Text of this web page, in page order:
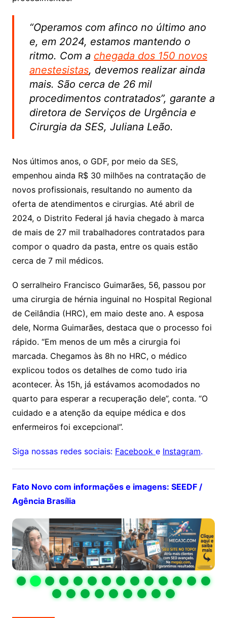
“Operamos com afinco no último ano
e, em 2024, estamos mantendo o
ritmo. Com a chegada dos 150 novos
anestesistas, devemos realizar ainda
mais. São cerca de 26 mil
procedimentos contratados”, garante a
diretora de Serviços de Urgência e
Cirurgia da SES, Juliana Leão.
Nos últimos anos, o GDF, por meio da SES,
empenhou ainda R$ 30 milhões na contratação de
novos profissionais, resultando no aumento da
oferta de atendimentos e cirurgias. Até abril de
2024, o Distrito Federal já havia chegado à marca
de mais de 27 mil trabalhadores contratados para
compor o quadro da pasta, entre os quais estão
cerca de 7 mil médicos.
O serralheiro Francisco Guimarães, 56, passou por
uma cirurgia de hérnia inguinal no Hospital Regional
de Ceilândia (HRC), em maio deste ano. A esposa
dele, Norma Guimarães, destaca que o processo foi
rápido. “Em menos de um mês a cirurgia foi
marcada. Chegamos às 8h no HRC, o médico
explicou todos os detalhes de como tudo iria
acontecer. Às 15h, já estávamos acomodados no
quarto para esperar a recuperação dele”, conta. “O
cuidado e a atenção da equipe médica e dos
enfermeiros foi excepcional”.
Siga nossas redes sociais: Facebook e Instagram.
Fato Novo com informações e imagens: SEEDF /
Agência Brasília